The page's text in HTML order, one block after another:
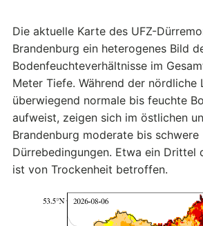
Die aktuelle Karte des UFZ-
Brandenburg ein heterogenes Bild
Bodenfeuchteverhältnisse im
Meter Tiefe. Während der nördliche
überwiegend normale bis feuchte
aufweist, zeigen sich im östlichen
Brandenburg moderate bis schwere
Dürrebedingungen. Etwa ein Drittel
ist von Trockenheit betroffen.